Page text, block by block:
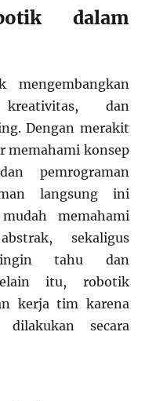
dalam
mengembangkan
dan
Dengan merakit
memahami konsep
pemrograman
langsung ini
memahami
sekaligus
ingin tahu dan
itu, robotik
kerja tim karena
secara